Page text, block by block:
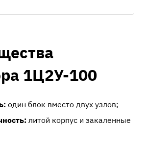
1Ц2У-100
один блок вместо двух узлов;
литой корпус и закаленные